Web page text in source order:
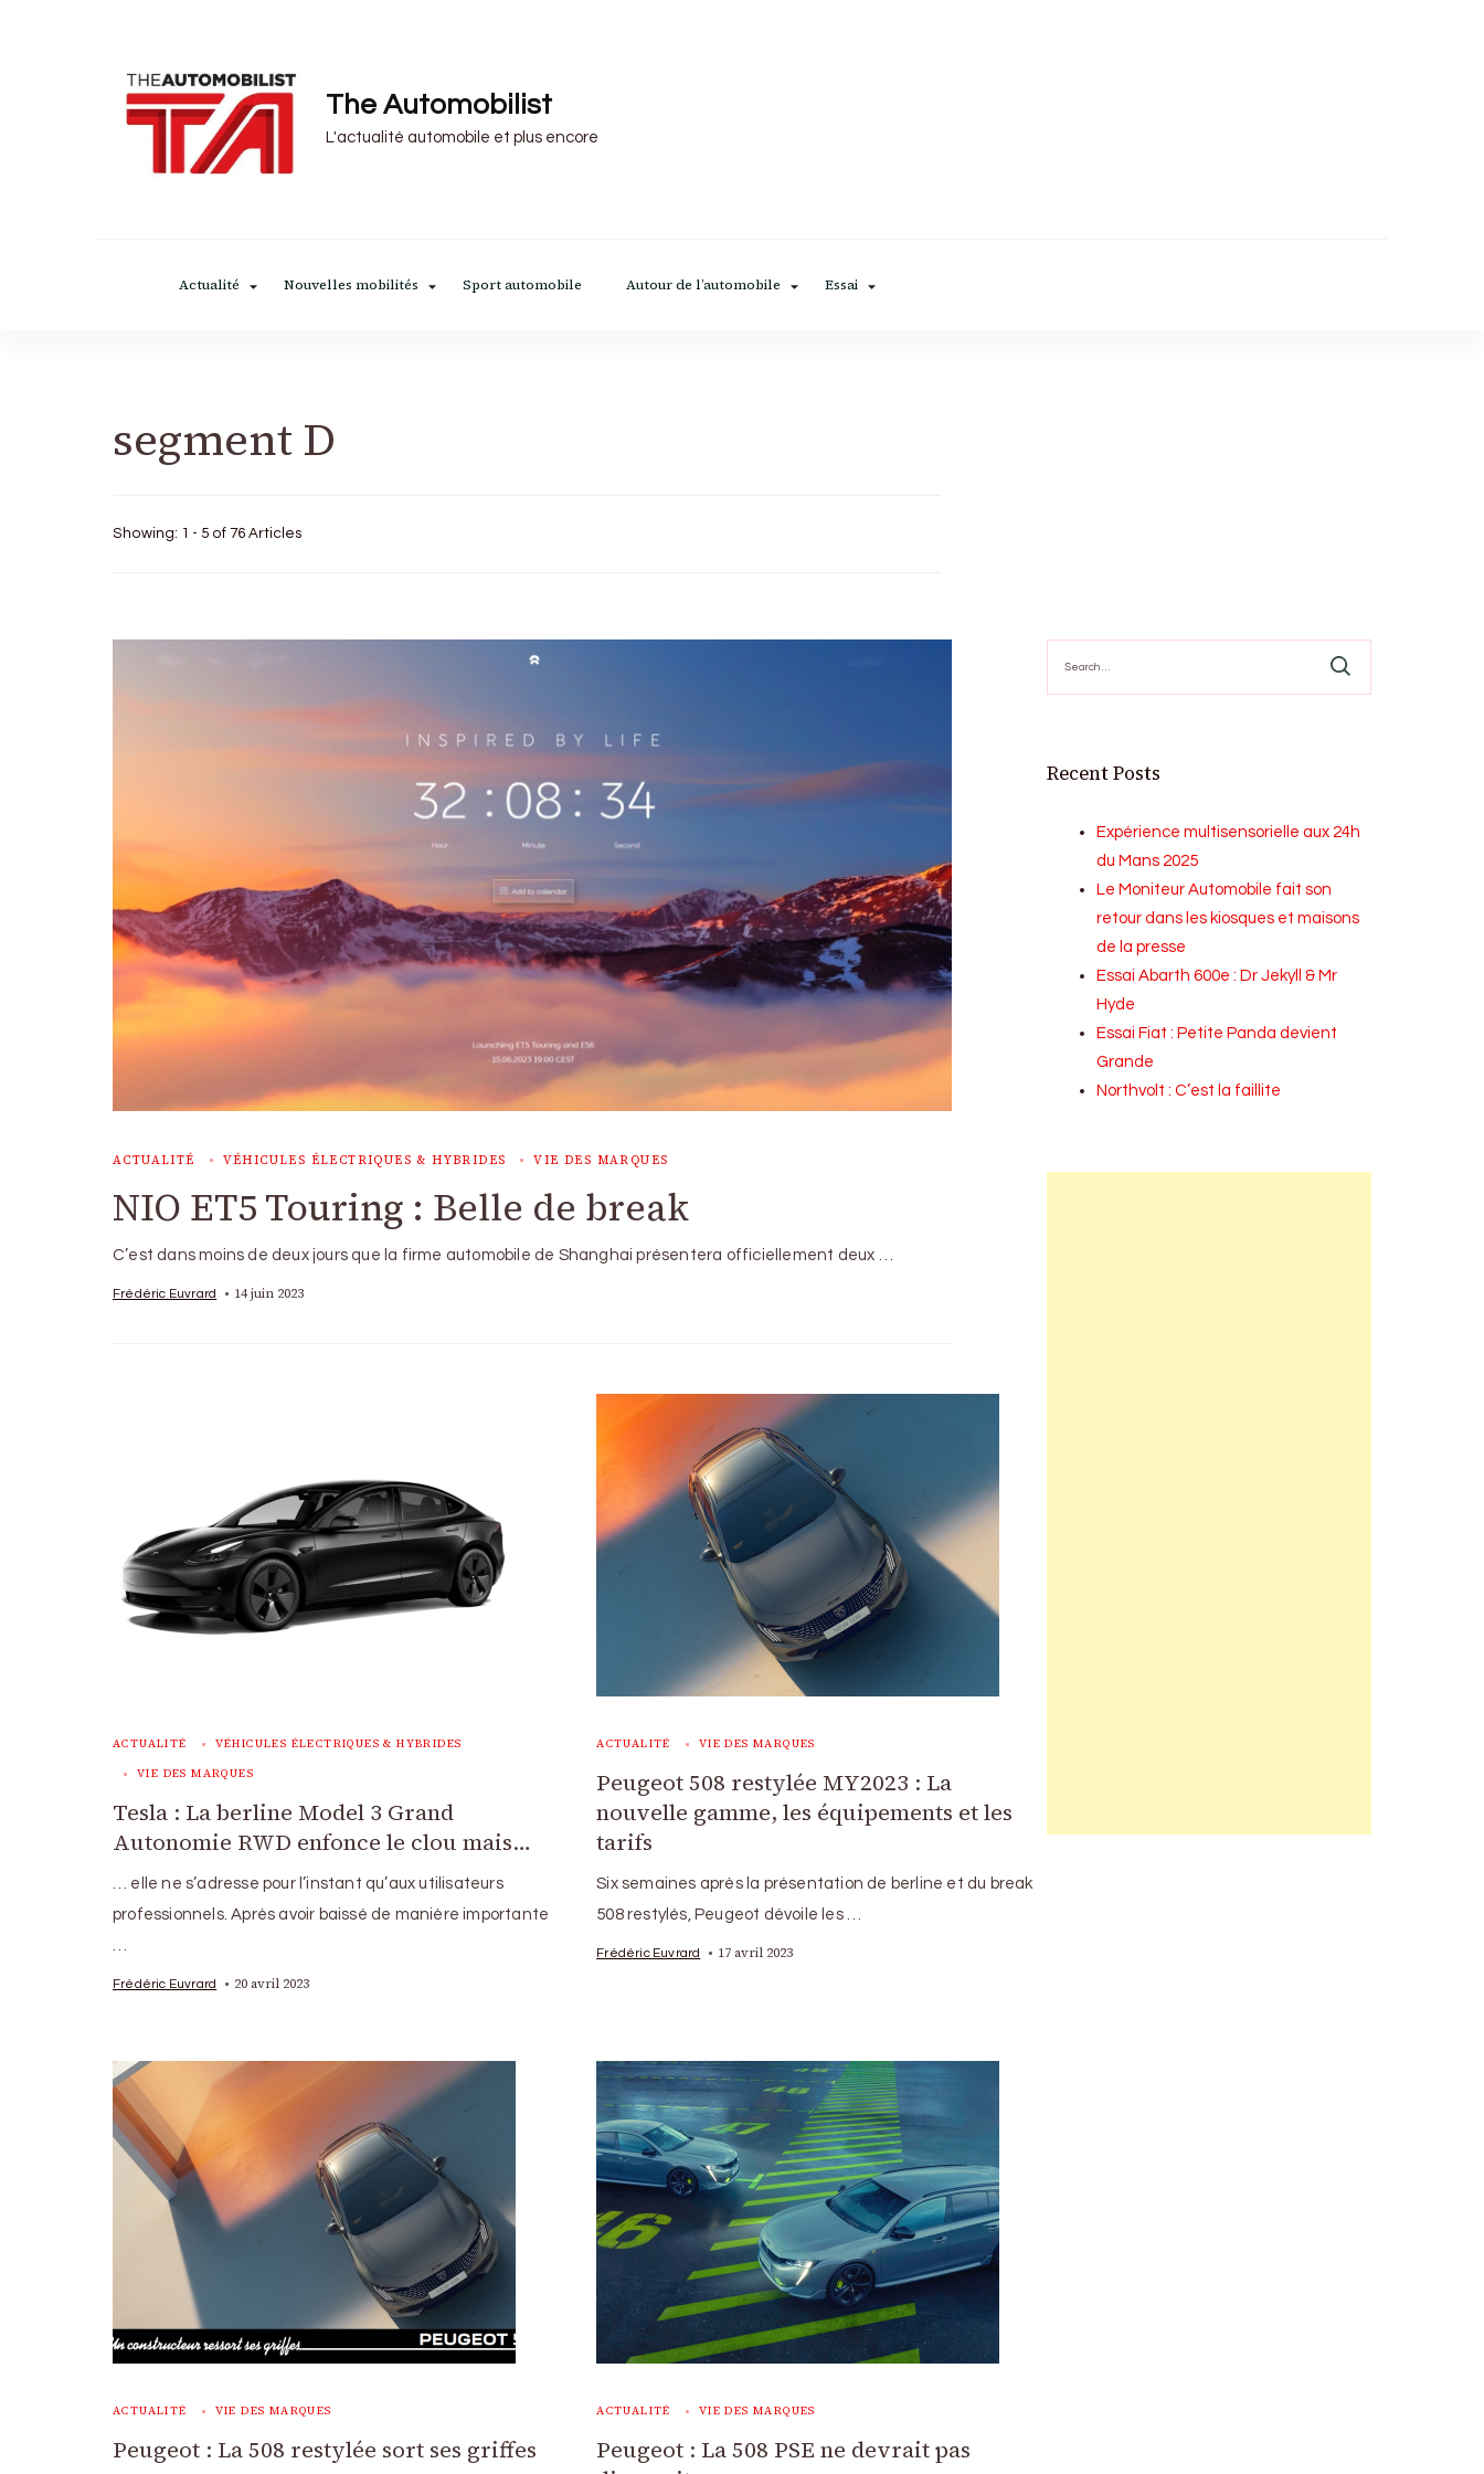
The Automobilist
L'actualité automobile et plus encore
Actualité Nouvelles mobilités Sport automobile Autour de l’automobile Essai
segment D
Showing: 1 - 5 of 76 Articles
ACTUALITÉ VÉHICULES ÉLECTRIQUES & HYBRIDES VIE DES MARQUES
NIO ET5 Touring : Belle de break
C’est dans moins de deux jours que la firme automobile de Shanghai présentera officiellement deux …
Frédéric Euvrard 14 juin 2023
ACTUALITÉ VÉHICULES ÉLECTRIQUES & HYBRIDES
VIE DES MARQUES
Tesla : La berline Model 3 Grand
Autonomie RWD enfonce le clou mais…
… elle ne s’adresse pour l’instant qu’aux utilisateurs
professionnels. Après avoir baissé de manière importante
Frédéric Euvrard 20 avril 2023
ACTUALITÉ VIE DES MARQUES
Peugeot 508 restylée MY2023 : La
nouvelle gamme, les équipements et les
tarifs
Six semaines après la présentation de berline et du break
508 restylés, Peugeot dévoile les …
Frédéric Euvrard 17 avril 2023
ACTUALITÉ VIE DES MARQUES
Peugeot : La 508 restylée sort ses griffes
ACTUALITÉ VIE DES MARQUES
Peugeot : La 508 PSE ne devrait pas
for:
Recent Posts
Expérience multisensorielle aux 24h
du Mans 2025
Le Moniteur Automobile fait son
retour dans les kiosques et maisons
de la presse
Essai Abarth 600e : Dr Jekyll & Mr
Hyde
Essai Fiat : Petite Panda devient
Grande
Northvolt : C’est la faillite